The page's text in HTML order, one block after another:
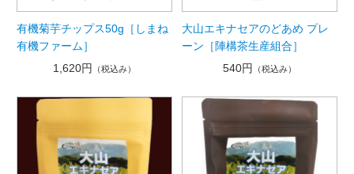
有機菊芋チップス50g［しまね
有機ファーム］
1,620円 （税込み）
大山エキナセアのどあめ プレ
ーン［陣構茶生産組合］
540円
（税込み）